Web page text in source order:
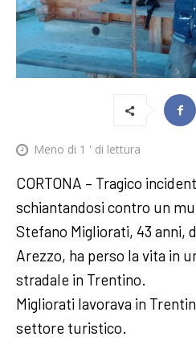
Meno di 1 ' di lettura
CORTONA – Tragico
schiantandosi contro un
Stefano Migliorati, 43 anni,
Arezzo, ha perso la vita in
stradale in Trentino.
Migliorati lavorava in
settore turistico.